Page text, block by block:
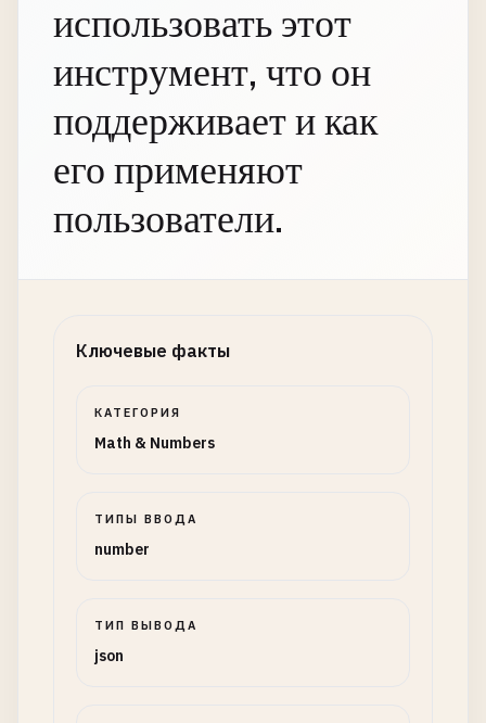
использовать этот
инструмент, что он
поддерживает и как
его применяют
пользователи.
Ключевые факты
КАТЕГОРИЯ
Math & Numbers
ТИПЫ ВВОДА
number
ТИП ВЫВОДА
json